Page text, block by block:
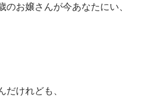
のお嬢さんが今あなたにい、
だけれども、